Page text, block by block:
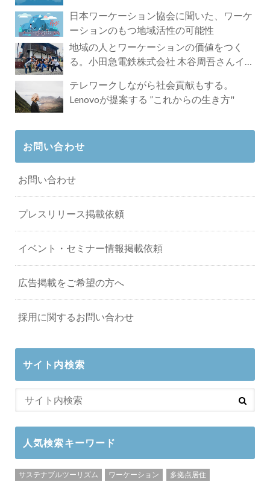
日本ワーケーション協会に聞いた、ワーケ
ーションのもつ地域活性の可能性
地域の人とワーケーションの価値をつく
る。小田急電鉄株式会社 木谷周吾さんイン
テレワークしながら社会貢献もする。
Lenovoが提案する ”これからの生き方"
お問い合わせ
お問い合わせ
プレスリリース掲載依頼
イベント・セミナー情報掲載依頼
広告掲載をご希望の方へ
採用に関するお問い合わせ
サイト内検索
人気検索キーワード
サステナブルツーリズム ワーケーション
多拠点居住